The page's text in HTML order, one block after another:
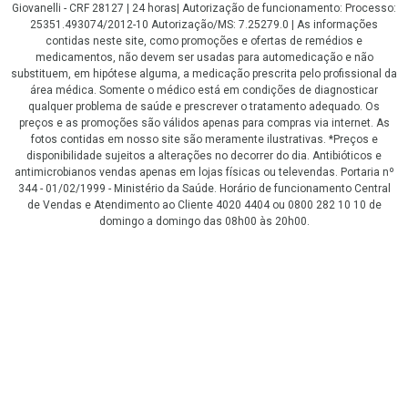
Giovanelli - CRF 28127 | 24 horas| Autorização de funcionamento: Processo:
25351.493074/2012-10 Autorização/MS: 7.25279.0 | As informações
contidas neste site, como promoções e ofertas de remédios e
medicamentos, não devem ser usadas para automedicação e não
substituem, em hipótese alguma, a medicação prescrita pelo profissional da
área médica. Somente o médico está em condições de diagnosticar
qualquer problema de saúde e prescrever o tratamento adequado. Os
preços e as promoções são válidos apenas para compras via internet. As
fotos contidas em nosso site são meramente ilustrativas. *Preços e
disponibilidade sujeitos a alterações no decorrer do dia. Antibióticos e
antimicrobianos vendas apenas em lojas físicas ou televendas. Portaria nº
344 - 01/02/1999 - Ministério da Saúde. Horário de funcionamento Central
de Vendas e Atendimento ao Cliente 4020 4404 ou 0800 282 10 10 de
domingo a domingo das 08h00 às 20h00.